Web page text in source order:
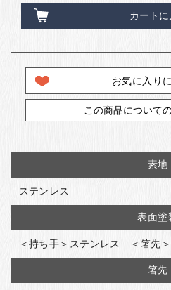
カートに
お気に入り
この商品について
素地
ステンレス
表面塗
＜持ち手＞ステンレス ＜箸先
箸先